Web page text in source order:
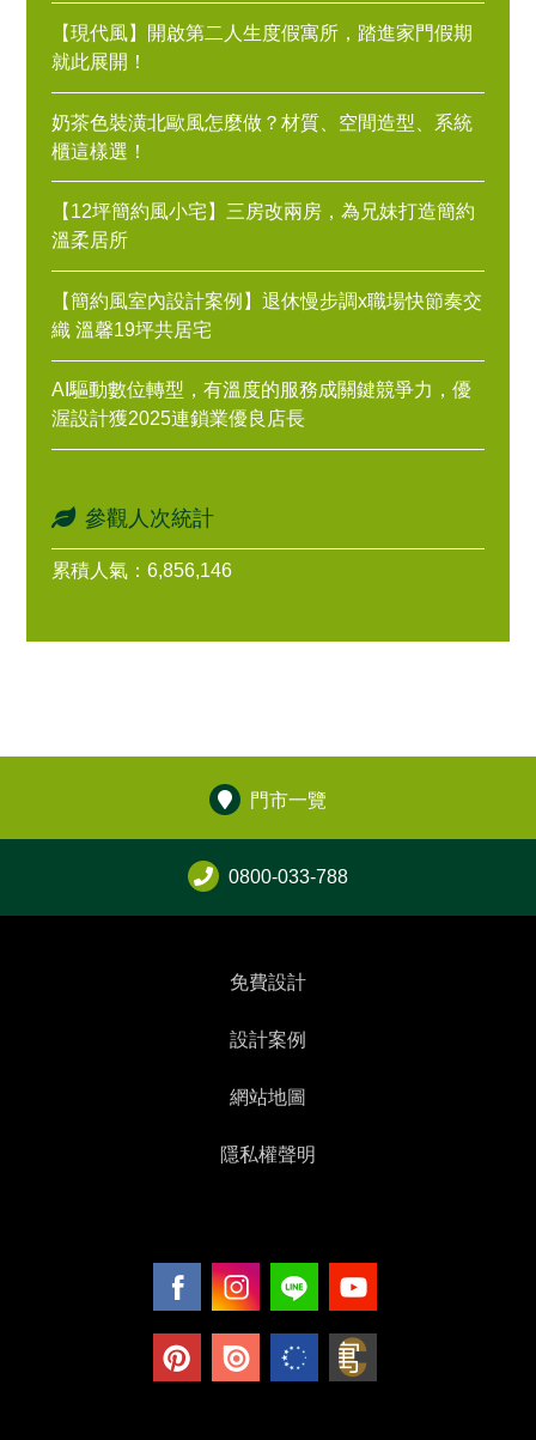
【現代風】開啟第二人生度假寓所，踏進家門假期
就此展開！
奶茶色裝潢北歐風怎麼做？材質、空間造型、系統
櫃這樣選！
【12坪簡約風小宅】三房改兩房，為兄妹打造簡約
溫柔居所
【簡約風室內設計案例】退休慢步調x職場快節奏交
織 溫馨19坪共居宅
AI驅動數位轉型，有溫度的服務成關鍵競爭力，優
渥設計獲2025連鎖業優良店長
參觀人次統計
累積人氣：6,856,146
門市一覽
0800-033-788
免費設計
設計案例
網站地圖
隱私權聲明